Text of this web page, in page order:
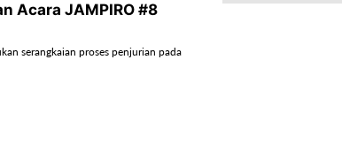
Acara JAMPIRO #8
serangkaian proses penjurian pada